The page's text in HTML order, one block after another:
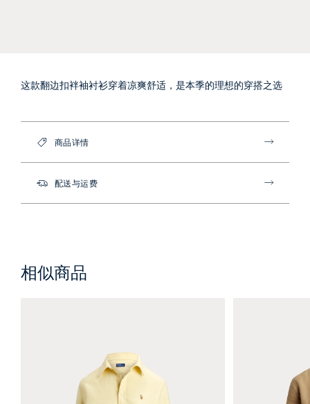
这款翻边扣袢袖衬衫穿着凉爽舒适，是本季的理想的穿搭之选
商品详情
配送与运费
相似商品